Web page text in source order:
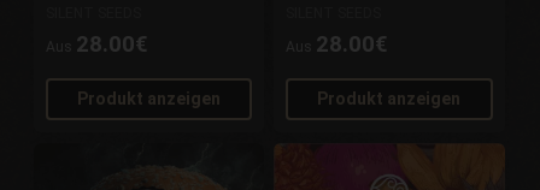
Aus 28.00€
Produkt anzeigen
Aus 28.00€
Produkt anzeigen